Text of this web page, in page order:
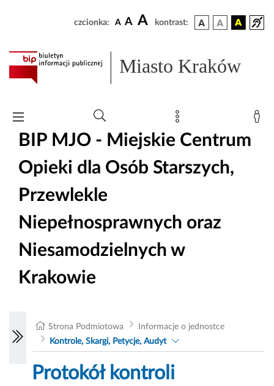
czcionka: A A A kontrast:
Miasto Kraków
BIP MJO - Miejskie Centrum
Opieki dla Osób Starszych,
Przewlekle
Niepełnosprawnych oraz
Niesamodzielnych w
Krakowie
Strona Podmiotowa
Informacje o jednostce
Kontrole, Skargi, Petycje, Audyt
Protokół kontroli